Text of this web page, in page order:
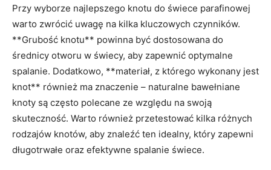
Przy⁣ wyborze ⁣najlepszego knotu ‍do świece ⁢parafinowej
warto zwrócić uwagę na ⁢kilka kluczowych czynników.
**Grubość knotu** ⁤powinna być⁢ dostosowana do​
średnicy ​otworu‌ w ​świecy,‍ aby zapewnić optymalne
⁤spalanie. Dodatkowo,​ **materiał, z‌ którego ⁢wykonany ⁤jest
knot** również ma znaczenie – naturalne bawełniane
knoty są często⁢ polecane ze względu ⁤na swoją
skuteczność. ⁢Warto również przetestować kilka różnych ​
rodzajów knotów, aby znaleźć ten idealny,⁢ który zapewni
⁤długotrwałe oraz efektywne spalanie świece.